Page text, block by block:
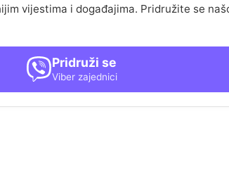
vijestima i događajima. Pridružite se
Pridruži se
Viber zajednici